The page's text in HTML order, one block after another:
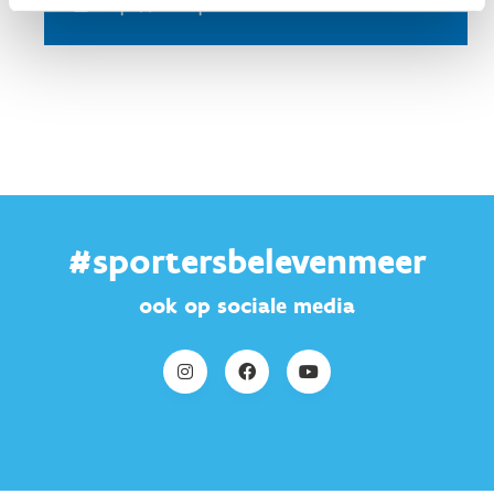
#sportersbelevenmeer
ook op sociale media